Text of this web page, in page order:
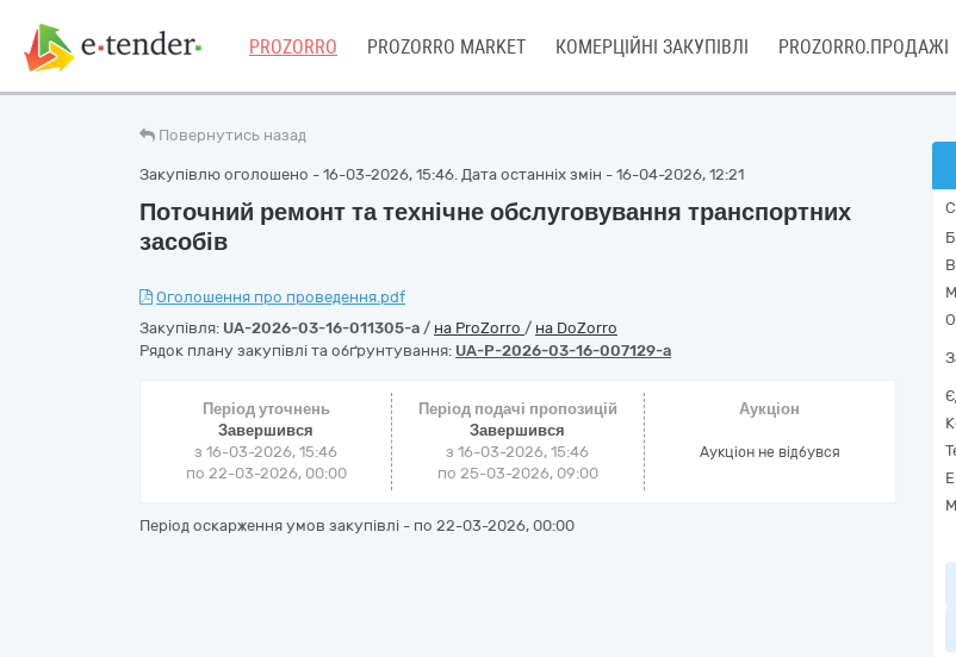
PROZORRO PROZORRO MARKET КОМЕРЦІЙНІ ЗАКУПІВЛІ PROZORRO.ПРОДАЖІ
Повернутись назад
Закупівлю оголошено - 16-03-2026, 15:46. Дата останніх змін - 16-04-2026, 12:21
Поточний ремонт та технічне обслуговування транспортних
засобів
Оголошення про проведення.pdf
Закупівля: UA-2026-03-16-011305-a / на ProZorro / на DoZorro
Рядок плану закупівлі та обґрунтування: UA-P-2026-03-16-007129-a
Період уточнень
Завершився
з 16-03-2026, 15:46
по 22-03-2026, 00:00
Період подачі пропозицій
Завершився
з 16-03-2026, 15:46
по 25-03-2026, 09:00
Аукціон
Аукціон не відбувся
Період оскарження умов закупівлі - по 22-03-2026, 00:00